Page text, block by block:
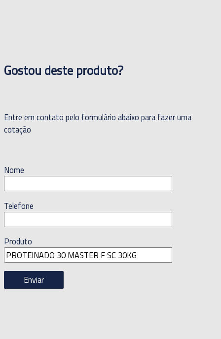
Gostou deste produto?
Entre em contato pelo formulário abaixo para fazer uma
cotação
Nome
Telefone
Produto